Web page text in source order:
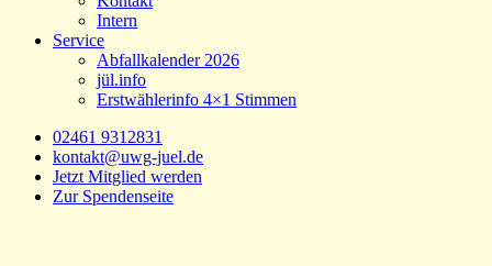
Intern
Service
Abfallkalender 2026
jül.info
Erstwählerinfo 4×1 Stimmen
02461 9312831
kontakt@uwg-juel.de
Jetzt Mitglied werden
Zur Spendenseite